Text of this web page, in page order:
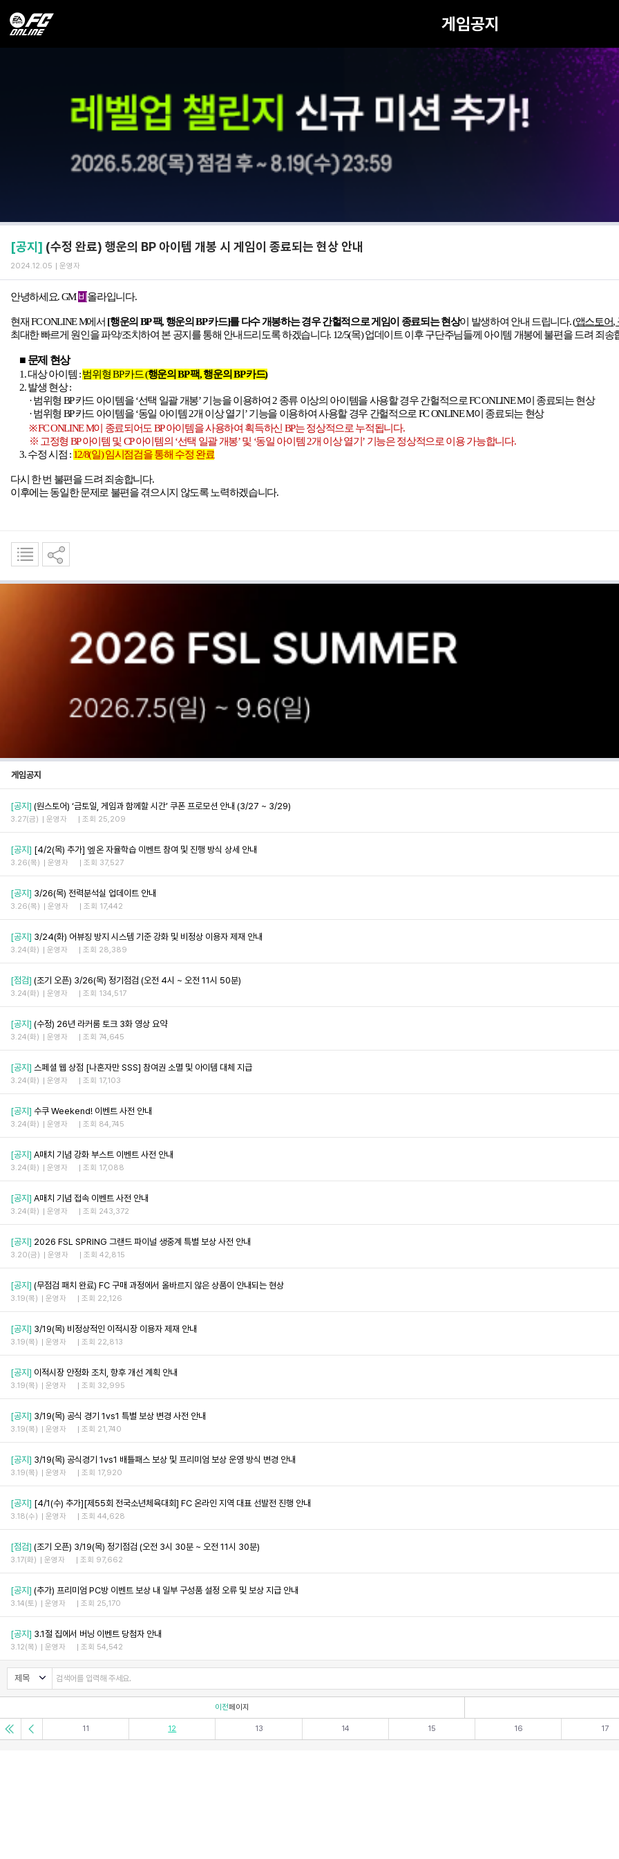
게임공지
[공지] (수정 완료) 행운의 BP 아이템 개봉 시 게임이 종료되는 현상 안내
2024.12.05 운영자
안녕하세요.GM비 올라입니다.
현재 FC ONLINE M에서 [행운의 BP팩, 행운의 BP카드]를 다수 개봉하는 경우 간헐적으로 게임이 종료되는 현상이 발생하여 안내 드립니다.(앱스토어,
최대한 빠르게 원인을 파악/조치하여 본 공지를 통해 안내드리도록 하겠습니다. 12/5(목)업데이트 이후 구단주님들께 아이템 개봉에 불편을 드려 죄송
■ 문제 현상
1.대상 아이템 :범위형BP카드(행운의 BP팩,행운의 BP카드)
2.발생 현상:
· 범위형 BP카드 아이템을‘선택 일괄 개봉’기능을 이용하여 2 종류 이상의 아이템을 사용할 경우 간헐적으로FC ONLINE M이 종료되는 현상
· 범위형 BP카드 아이템을‘동일 아이템 2개 이상 열기 ’기능을 이용하여 사용할 경우 간헐적으로 FC ONLINE M이 종료되는 현상
※FC ONLINE M이 종료되어도 BP아이템을 사용하여 획득하신 BP는 정상적으로 누적됩니다.
※ 고정형 BP아이템 및 CP아이템의 ‘선택 일괄 개봉’및 ‘동일 아이템 2개 이상 열기 ’ 기능은 정상적으로 이용 가능합니다.
3.수정 시점 : 12/8(일)임시점검을 통해 수정 완료
다시 한 번 불편을 드려 죄송합니다.
이후에는 동일한 문제로 불편을 겪으시지 않도록 노력하겠습니다.
게임공지
[공지] (원스토어) ‘금토일, 게임과 함께할 시간’ 쿠폰 프로모션 안내 (3/27 ~ 3/29)
3.27(금) 운영자 조회 25,209
[공지] [4/2(목) 추가] 엪온 자율학습 이벤트 참여 및 진행 방식 상세 안내
3.26(목) 운영자 조회 37,527
[공지] 3/26(목) 전력분석실 업데이트 안내
3.26(목) 운영자 조회 17,442
[공지] 3/24(화) 어뷰징 방지 시스템 기준 강화 및 비정상 이용자 제재 안내
3.24(화) 운영자 조회 28,389
[점검] (조기 오픈) 3/26(목) 정기점검 (오전 4시 ~ 오전 11시 50분)
3.24(화) 운영자 조회 134,517
[공지] (수정) 26년 라커룸 토크 3화 영상 요약
3.24(화) 운영자 조회 74,645
[공지] 스페셜 웹 상점 [나혼자만 SSS] 참여권 소멸 및 아이템 대체 지급
3.24(화) 운영자 조회 17,103
[공지] 수쿠 Weekend! 이벤트 사전 안내
3.24(화) 운영자 조회 84,745
[공지] A매치 기념 강화 부스트 이벤트 사전 안내
3.24(화) 운영자 조회 17,088
[공지] A매치 기념 접속 이벤트 사전 안내
3.24(화) 운영자 조회 243,372
[공지] 2026 FSL SPRING 그랜드 파이널 생중계 특별 보상 사전 안내
3.20(금) 운영자 조회 42,815
[공지] (무점검 패치 완료) FC 구매 과정에서 올바르지 않은 상품이 안내되는 현상
3.19(목) 운영자 조회 22,126
[공지] 3/19(목) 비정상적인 이적시장 이용자 제재 안내
3.19(목) 운영자 조회 22,813
[공지] 이적시장 안정화 조치, 향후 개선 계획 안내
3.19(목) 운영자 조회 32,995
[공지] 3/19(목) 공식 경기 1vs1 특별 보상 변경 사전 안내
3.19(목) 운영자 조회 21,740
[공지] 3/19(목) 공식경기 1vs1 배틀패스 보상 및 프리미엄 보상 운영 방식 변경 안내
3.19(목) 운영자 조회 17,920
[공지] [4/1(수) 추가][제55회 전국소년체육대회] FC 온라인 지역 대표 선발전 진행 안내
3.18(수) 운영자 조회 44,628
[점검] (조기 오픈) 3/19(목) 정기점검 (오전 3시 30분 ~ 오전 11시 30분)
3.17(화) 운영자 조회 97,662
[공지] (추가) 프리미엄 PC방 이벤트 보상 내 일부 구성품 설정 오류 및 보상 지급 안내
3.14(토) 운영자 조회 25,170
[공지] 3.1절 집에서 버닝 이벤트 당첨자 안내
3.12(목) 운영자 조회 54,542
이전페이지
11 12 13 14 15 16 17